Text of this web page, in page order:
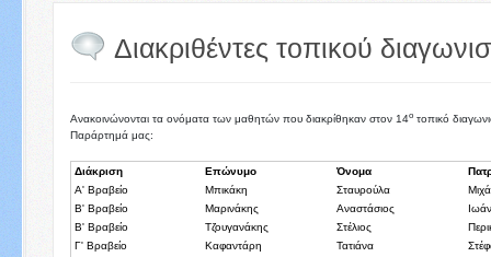
Διακριθέντες τοπικού
Ανακοινώνονται τα ονόματα των μαθητών που διακρίθηκαν στον 14ο τοπικό
Παράρτημά μας:
Διάκριση Επώνυμο Όνομα
Α' Βραβείο
Μπικάκη Σταυρούλα
Β' Βραβείο
Μαρινάκης Αναστάσιος
Β' Βραβείο
Τζουγανάκης Στέλιος
Γ' Βραβείο
Καφαντάρη Τατιάνα